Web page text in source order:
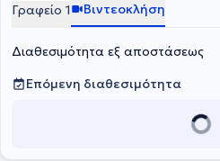
Γραφείο 1 Βιντεοκλήση
Διαθεσιμότητα εξ αποστάσεως
Επόμενη διαθεσιμότητα